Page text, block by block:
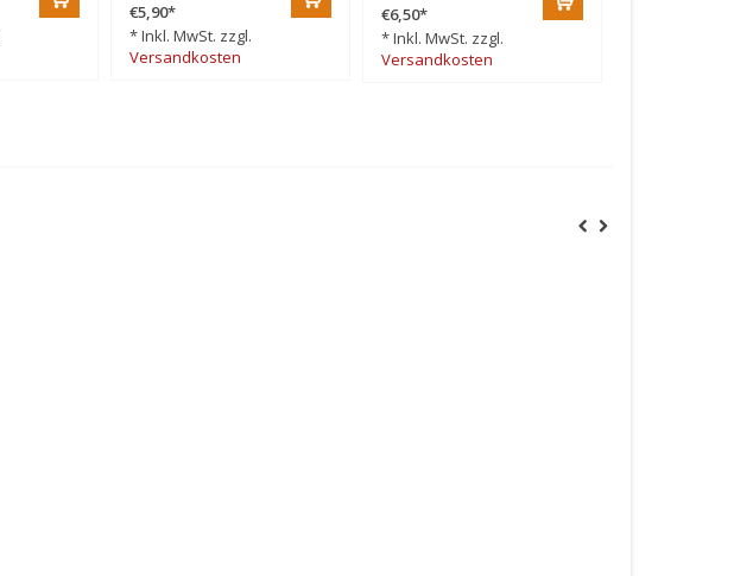
€5,90*
* Inkl. MwSt. zzgl.
Versandkosten
€6,50*
* Inkl. MwSt. zzgl.
Versandkosten